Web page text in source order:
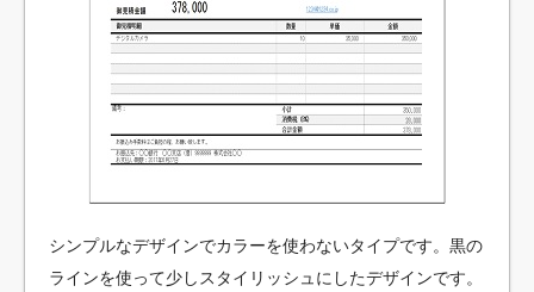
シンプルなデザインでカラーを使わないタイプです。黒の
ラインを使って少しスタイリッシュにしたデザインです。